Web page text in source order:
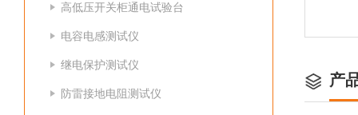
高低压开关柜通电试验台
电容电感测试仪
继电保护测试仪
防雷接地电阻测试仪
产